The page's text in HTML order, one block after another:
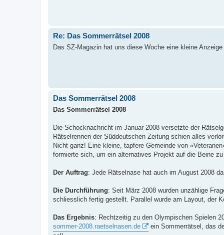
Re: Das Sommerrätsel 2008
Das SZ-Magazin hat uns diese Woche eine kleine
Das Sommerrätsel 2008
Das Sommerrätsel 2008
Die Schocknachricht im Januar 2008 versetzte der
Rätselrennen der Süddeutschen Zeitung schien alles
Nicht ganz! Eine kleine, tapfere Gemeinde von
formierte sich, um ein alternatives Projekt auf die Beine
Der Auftrag: Jede Rätselnase hat auch im August 2008
Die Durchführung: Seit März 2008 wurden unzählige
schliesslich fertig gestellt. Parallel wurde am Layout, der
Das Ergebnis: Rechtzeitig zu den Olympischen Spielen
sommer-2008.raetselnasen.de
ein Sommerrätsel, das